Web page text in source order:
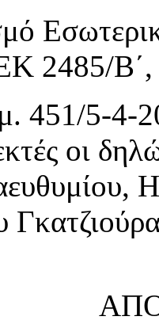
2485/Β΄,
451/5-4-
οι